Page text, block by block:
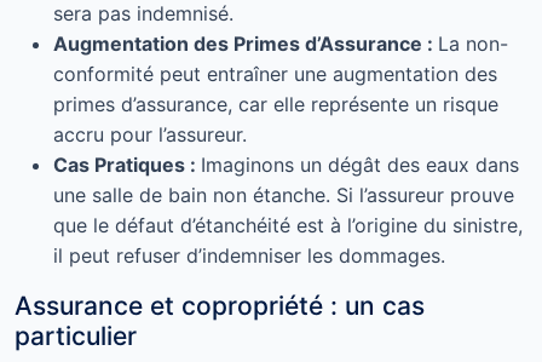
sera pas indemnisé.
Augmentation des Primes d’Assurance : La non-
conformité peut entraîner une augmentation des
primes d’assurance, car elle représente un risque
accru pour l’assureur.
Cas Pratiques : Imaginons un dégât des eaux dans
une salle de bain non étanche. Si l’assureur prouve
que le défaut d’étanchéité est à l’origine du sinistre,
il peut refuser d’indemniser les dommages.
Assurance et copropriété : un cas
particulier